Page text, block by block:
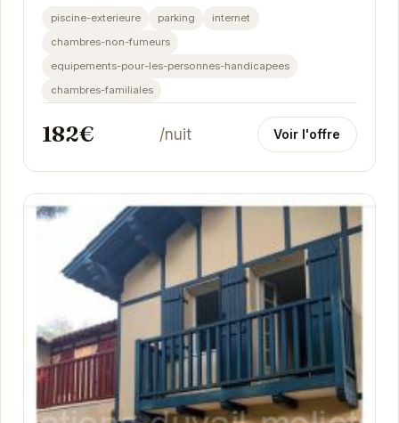
pleinement des attraits de la région. Avec sa...
piscine-exterieure parking
internet
chambres-non-fumeurs
equipements-pour-les-personnes-handicapees
chambres-familiales
182€ /nuit Voir l'offre